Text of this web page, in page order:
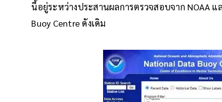
นี้อยู่ระหว่างประสานผลการตรวจสอบจาก NOAA
Buoy Centre ดังเดิม